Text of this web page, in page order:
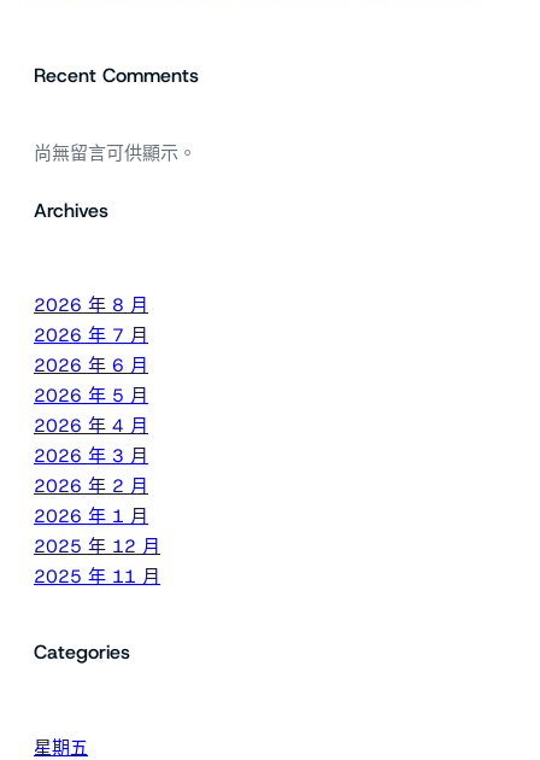
Recent Comments
尚無留言可供顯示。
Archives
2026 年 8 月
2026 年 7 月
2026 年 6 月
2026 年 5 月
2026 年 4 月
2026 年 3 月
2026 年 2 月
2026 年 1 月
2025 年 12 月
2025 年 11 月
Categories
星期五